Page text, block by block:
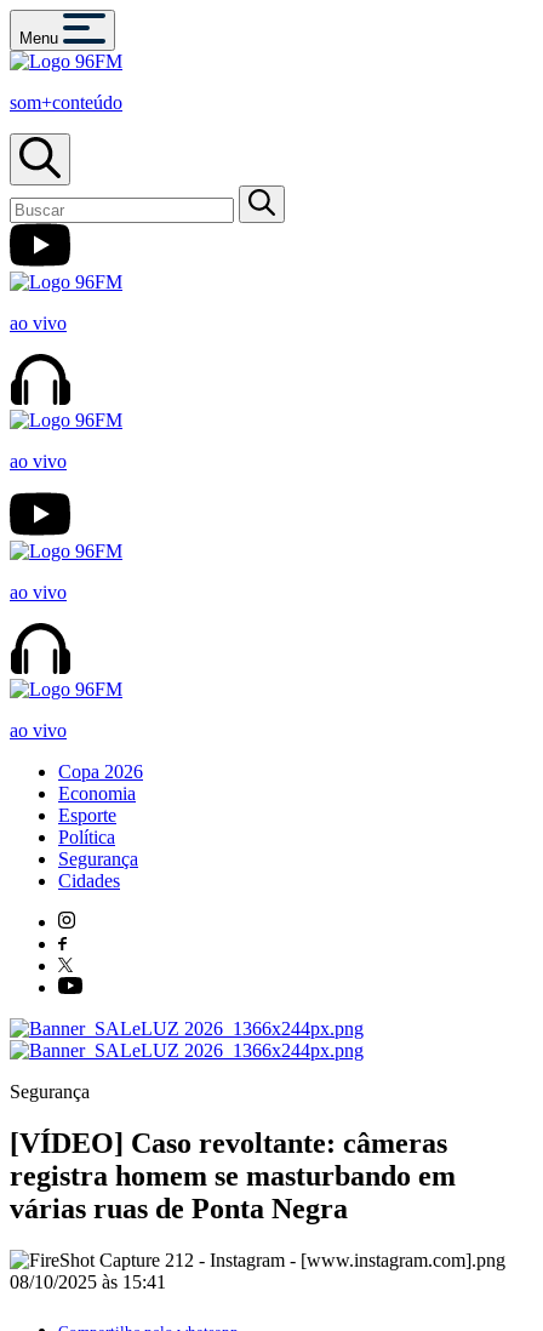
Menu
som+conteúdo
ao vivo
ao vivo
ao vivo
ao vivo
Copa 2026
Economia
Esporte
Política
Segurança
Cidades
Segurança
[VÍDEO] Caso revoltante: câmeras
registra homem se masturbando em
várias ruas de Ponta Negra
08/10/2025 às 15:41